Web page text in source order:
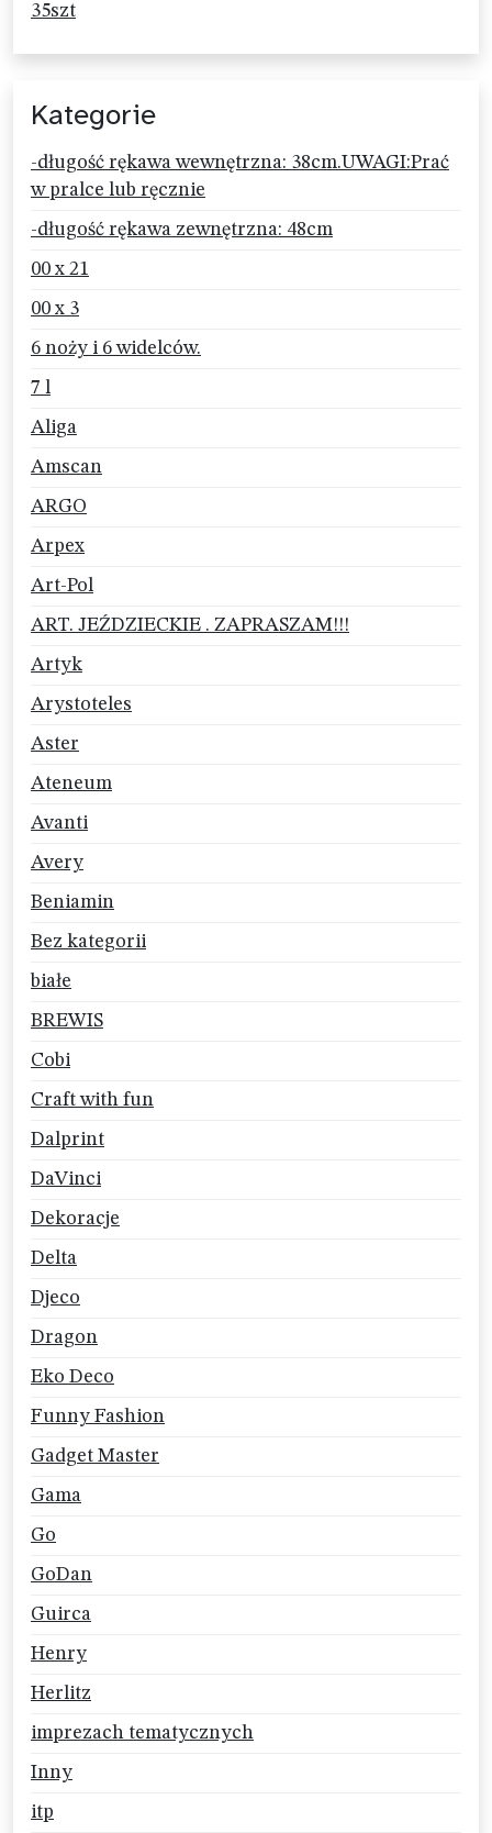
35szt
Kategorie
-długość rękawa wewnętrzna: 38cm.UWAGI:Prać
w pralce lub ręcznie
-długość rękawa zewnętrzna: 48cm
00 x 21
00 x 3
6 noży i 6 widelców.
7 l
Aliga
Amscan
ARGO
Arpex
Art-Pol
ART. JEŹDZIECKIE . ZAPRASZAM!!!
Artyk
Arystoteles
Aster
Ateneum
Avanti
Avery
Beniamin
Bez kategorii
białe
BREWIS
Cobi
Craft with fun
Dalprint
DaVinci
Dekoracje
Delta
Djeco
Dragon
Eko Deco
Funny Fashion
Gadget Master
Gama
Go
GoDan
Guirca
Henry
Herlitz
imprezach tematycznych
Inny
itp